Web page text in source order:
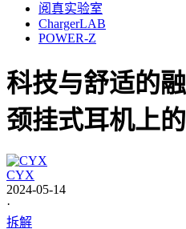
阅真实验室
ChargerLAB
POWER-Z
科技与舒适的
颈挂式耳机上
CYX
2024-05-14
·
拆解